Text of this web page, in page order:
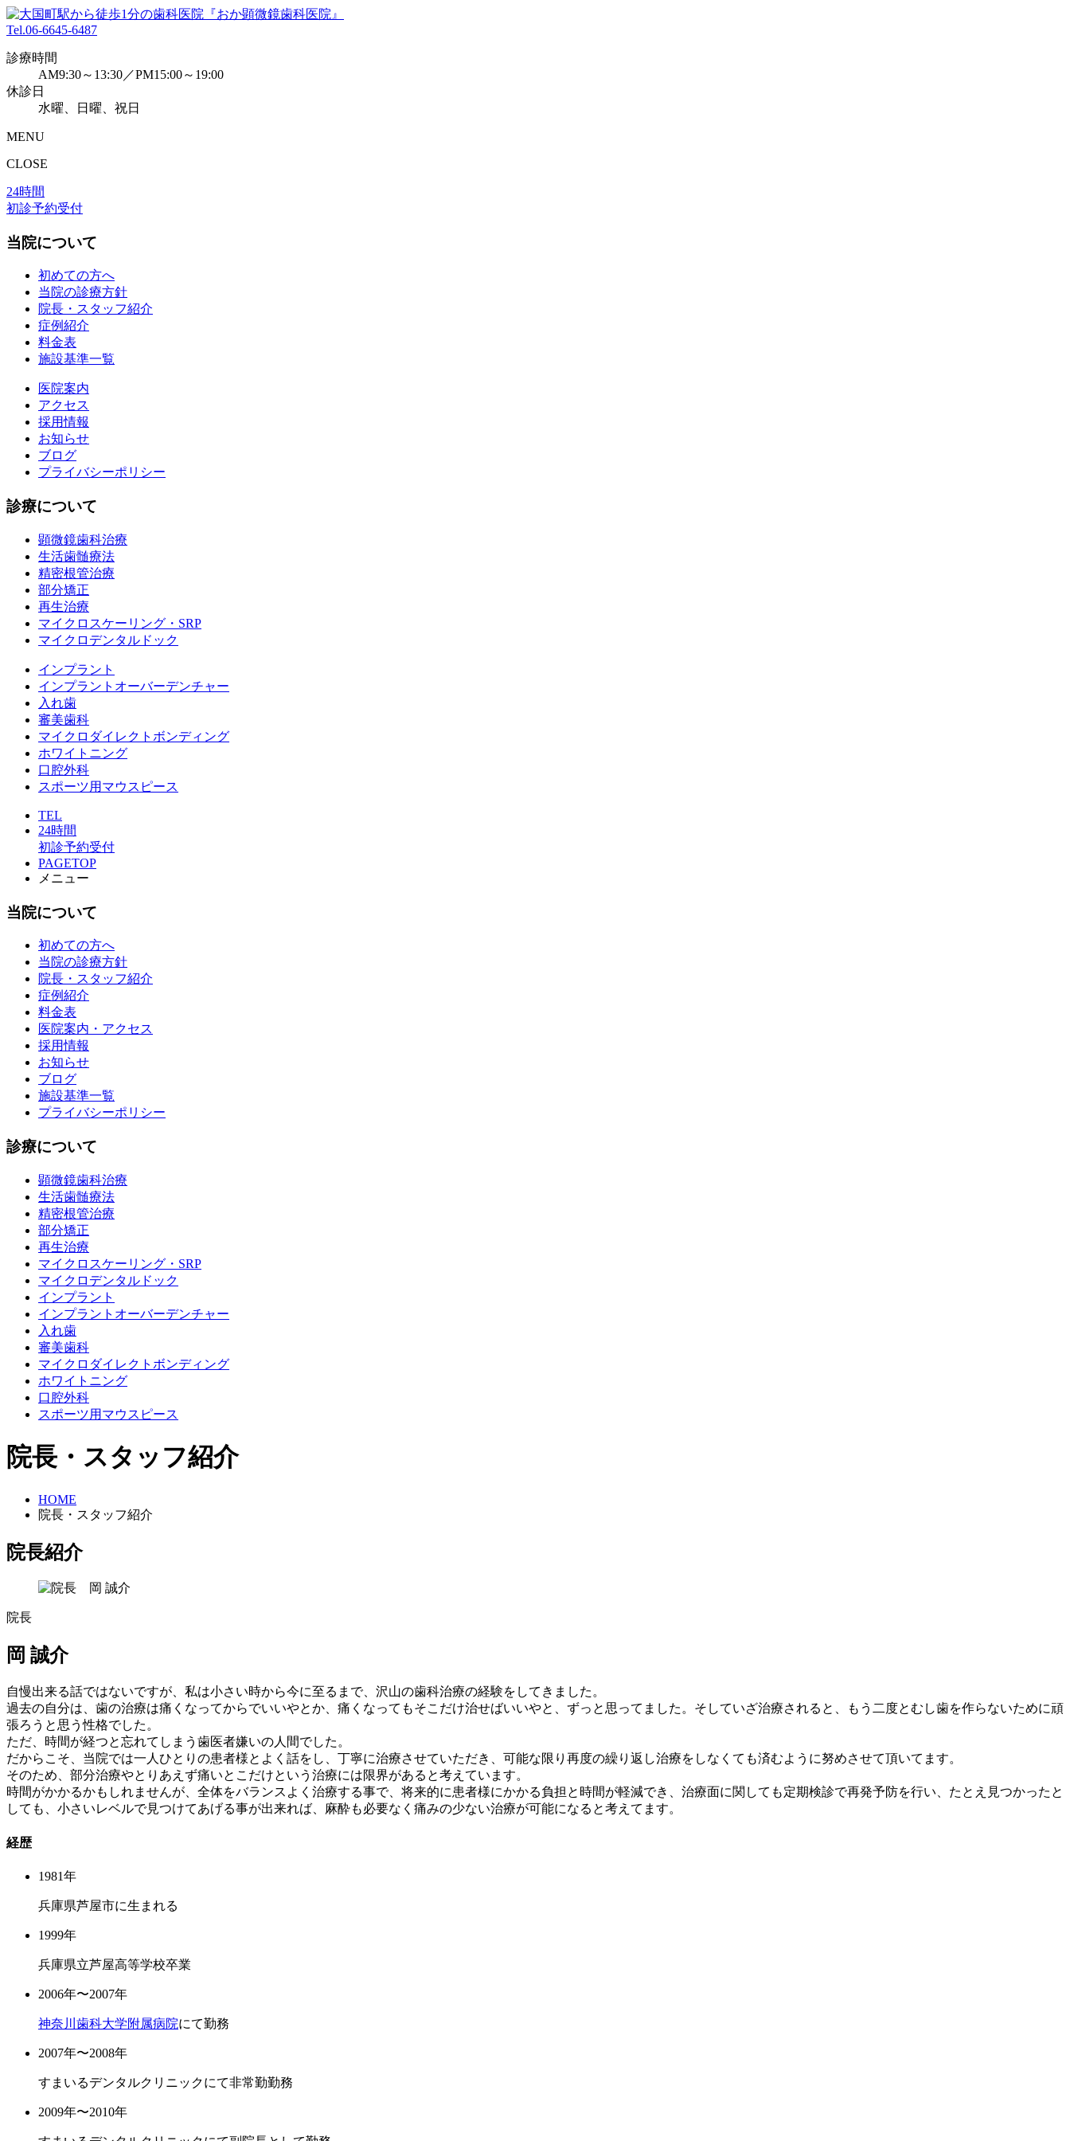
Tel.06-6645-6487
診療時間
AM9:30～13:30／PM15:00～19:00
休診日
水曜、日曜、祝日
MENU
CLOSE
24時間
初診予約受付
当院について
初めての方へ
当院の診療方針
院長・スタッフ紹介
症例紹介
料金表
施設基準一覧
医院案内
アクセス
採用情報
お知らせ
ブログ
プライバシーポリシー
診療について
顕微鏡歯科治療
生活歯髄療法
精密根管治療
部分矯正
再生治療
マイクロスケーリング・SRP
マイクロデンタルドック
インプラント
インプラントオーバーデンチャー
入れ歯
審美歯科
マイクロダイレクトボンディング
ホワイトニング
口腔外科
スポーツ用マウスピース
TEL
24時間
初診予約受付
PAGETOP
メニュー
当院について
初めての方へ
当院の診療方針
院長・スタッフ紹介
症例紹介
料金表
医院案内・アクセス
採用情報
お知らせ
ブログ
施設基準一覧
プライバシーポリシー
診療について
顕微鏡歯科治療
生活歯髄療法
精密根管治療
部分矯正
再生治療
マイクロスケーリング・SRP
マイクロデンタルドック
インプラント
インプラントオーバーデンチャー
入れ歯
審美歯科
マイクロダイレクトボンディング
ホワイトニング
口腔外科
スポーツ用マウスピース
院長・スタッフ紹介
HOME
院長・スタッフ紹介
院長紹介
院長
岡 誠介
自慢出来る話ではないですが、私は小さい時から今に至るまで、沢山の歯科治療の経験をしてきました。
過去の自分は、歯の治療は痛くなってからでいいやとか、痛くなってもそこだけ治せばいいやと、ずっと思ってました。そしていざ治療されると、もう二度とむし歯を作らないために頑
張ろうと思う性格でした。
ただ、時間が経つと忘れてしまう歯医者嫌いの人間でした。
だからこそ、当院では一人ひとりの患者様とよく話をし、丁寧に治療させていただき、可能な限り再度の繰り返し治療をしなくても済むように努めさせて頂いてます。
そのため、部分治療やとりあえず痛いとこだけという治療には限界があると考えています。
時間がかかるかもしれませんが、全体をバランスよく治療する事で、将来的に患者様にかかる負担と時間が軽減でき、治療面に関しても定期検診で再発予防を行い、たとえ見つかったと
しても、小さいレベルで見つけてあげる事が出来れば、麻酔も必要なく痛みの少ない治療が可能になると考えてます。
経歴
1981年
兵庫県芦屋市に生まれる
1999年
兵庫県立芦屋高等学校卒業
2006年〜2007年
神奈川歯科大学附属病院にて勤務
2007年〜2008年
すまいるデンタルクリニックにて非常勤勤務
2009年〜2010年